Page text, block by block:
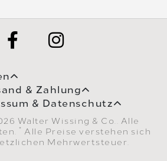
& Zahlung
& Datenschutz
Walter Wissing & Co.. Alle
* Alle Preise verstehen sich
Mehrwertsteuer.